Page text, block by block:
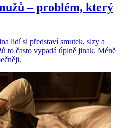
– problém, který
lidí si představí smutek, slzy a
to často vypadá úplně jinak. Méně